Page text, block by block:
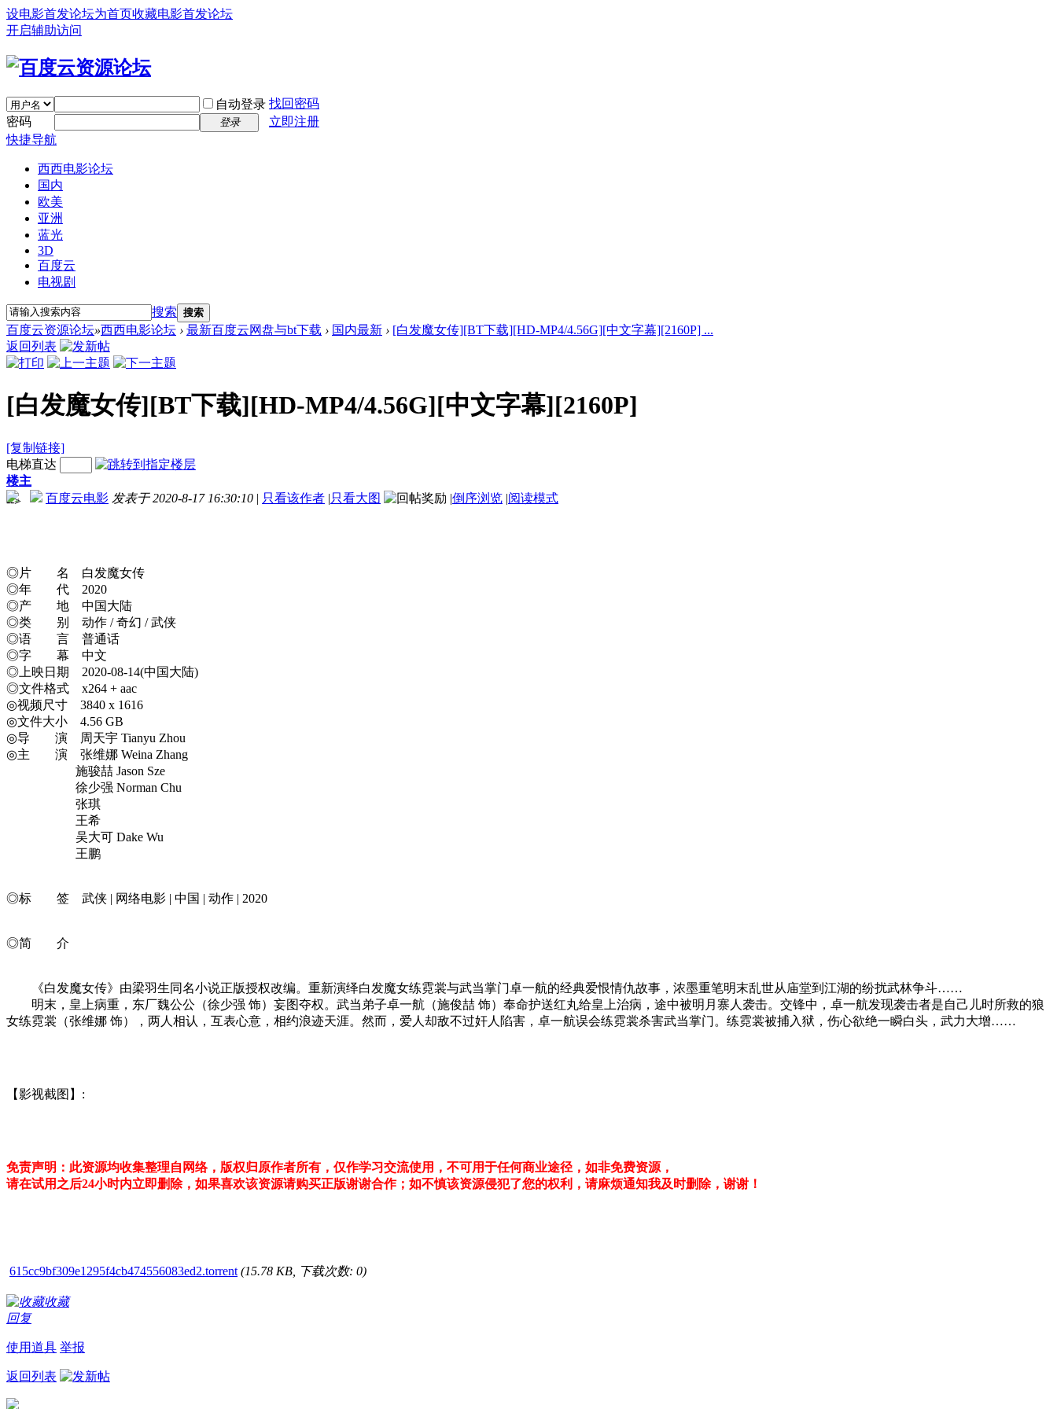
设电影首发论坛为首页收藏电影首发论坛
开启辅助访问
自动登录 找回密码
密码
登录
立即注册
快捷导航
西西电影论坛
国内
欧美
亚洲
蓝光
3D
百度云
电视剧
搜索 搜索
百度云资源论坛»西西电影论坛 › 最新百度云网盘与bt下载 › 国内最新 › [白发魔女传][BT下载][HD-MP4/4.56G][中文字幕][2160P] ...
返回列表
[白发魔女传][BT下载][HD-MP4/4.56G][中文字幕][2160P]
[复制链接]
电梯直达
楼主
百度云电影 发表于 2020-8-17 16:30:10 | 只看该作者 |只看大图 |倒序浏览 |阅读模式
-->
◎片 名 白发魔女传
◎年 代 2020
◎产 地 中国大陆
◎类 别 动作 / 奇幻 / 武侠
◎语 言 普通话
◎字 幕 中文
◎上映日期 2020-08-14(中国大陆)
◎文件格式 x264 + aac
◎视频尺寸 3840 x 1616
◎文件大小 4.56 GB
◎导 演 周天宇 Tianyu Zhou
◎主 演 张维娜 Weina Zhang
施骏喆 Jason Sze
徐少强 Norman Chu
张琪
王希
吴大可 Dake Wu
王鹏
◎标 签 武侠 | 网络电影 | 中国 | 动作 | 2020
◎简 介
《白发魔女传》由梁羽生同名小说正版授权改编。重新演绎白发魔女练霓裳与武当掌门卓一航的经典爱恨情仇故事，浓墨重笔明末乱世从庙堂到江湖的纷扰武林争斗……
明末，皇上病重，东厂魏公公（徐少强 饰）妄图夺权。武当弟子卓一航（施俊喆 饰）奉命护送红丸给皇上治病，途中被明月寨人袭击。交锋中，卓一航发现袭击者是自己儿时所救的狼
女练霓裳（张维娜 饰），两人相认，互表心意，相约浪迹天涯。然而，爱人却敌不过奸人陷害，卓一航误会练霓裳杀害武当掌门。练霓裳被捕入狱，伤心欲绝一瞬白头，武力大增……
【影视截图】:
免责声明：此资源均收集整理自网络，版权归原作者所有，仅作学习交流使用，不可用于任何商业途径，如非免费资源，
请在试用之后24小时内立即删除，如果喜欢该资源请购买正版谢谢合作；如不慎该资源侵犯了您的权利，请麻烦通知我及时删除，谢谢！
615cc9bf309e1295f4cb474556083ed2.torrent (15.78 KB, 下载次数: 0)
收藏
回复
使用道具 举报
返回列表